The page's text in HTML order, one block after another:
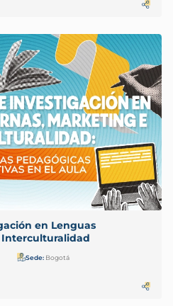
en Lenguas
Interculturalidad
Sede:Bogotá